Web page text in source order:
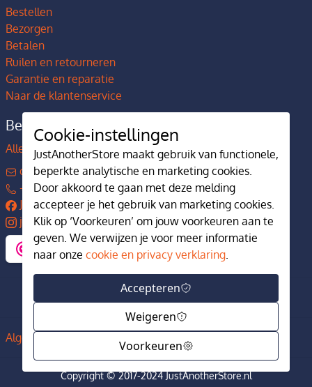
Bestellen
Bezorgen
Betalen
Ruilen en retourneren
Garantie en reparatie
Naar de klantenservice
Bedrijfsgegevens
Alles over JustAnotherStore
contact@justanotherstore.nl
+31 73 644 7405
JustAnotherStore
justanotherstore.nl
Algemene voorwaarden Privacy en cookiebeleid
Copyright © 2017-2024 JustAnotherStore.nl
Cookie-instellingen
JustAnotherStore maakt gebruik van functionele,
beperkte analytische en marketing cookies.
Door akkoord te gaan met deze melding
accepteer je het gebruik van marketing cookies.
Klik op ‘Voorkeuren’ om jouw voorkeuren aan te
geven. We verwijzen je voor meer informatie
naar onze cookie en privacy verklaring.
Accepteren
Weigeren
Voorkeuren